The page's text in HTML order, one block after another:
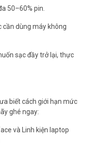
50–60% pin.
cần dùng máy không
sạc đầy trở lại, thực
biết cách giới hạn mức
ghé ngay:
và Linh kiện laptop